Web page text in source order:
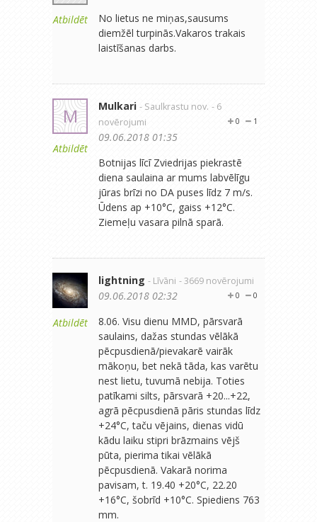
Atbildēt
No lietus ne miņas,sausums
diemžēl turpinās.Vakaros trakais
laistīšanas darbs.
M
Atbildēt
Mulkari - Saulkrastu nov. - 6
novērojumi
1
0
09.06.2018 01:35
Botnijas līcī Zviedrijas piekrastē
diena saulaina ar mums labvēlīgu
jūras brīzi no DA puses līdz 7 m/s.
Ūdens ap +10°C, gaiss +12°C.
Ziemeļu vasara pilnā sparā.
Atbildēt
lightning - Līvāni - 3669 novērojumi
0
0
09.06.2018 02:32
8.06. Visu dienu MMD, pārsvarā
saulains, dažas stundas vēlākā
pēcpusdienā/pievakarē vairāk
mākoņu, bet nekā tāda, kas varētu
nest lietu, tuvumā nebija. Toties
patīkami silts, pārsvarā +20...+22,
agrā pēcpusdienā pāris stundas līdz
+24°C, taču vējains, dienas vidū
kādu laiku stipri brāzmains vējš
pūta, pierima tikai vēlākā
pēcpusdienā. Vakarā norima
pavisam, t. 19.40 +20°C, 22.20
+16°C, šobrīd +10°C. Spiediens 763
mm.